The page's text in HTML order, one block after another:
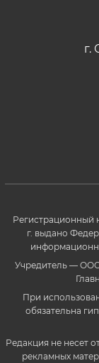
г.
Регистрационный
г. выдано
Учредитель —
При
обязательна
Редакция не несет
рекламных